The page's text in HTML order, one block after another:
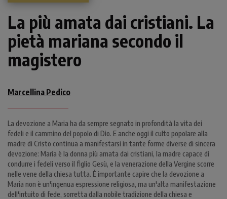
La più amata dai cristiani. La
pietà mariana secondo il
magistero
Marcellina Pedico
La devozione a Maria ha da sempre segnato in profondità la vita dei
fedeli e il cammino del popolo di Dio. E anche oggi il culto popolare alla
madre di Cristo continua a manifestarsi in tante forme diverse di sincera
devozione: Maria è la donna più amata dai cristiani, la madre capace di
condurre i fedeli verso il figlio Gesù, e la venerazione della Vergine scorre
nelle vene della chiesa tutta. È importante capire che la devozione a
Maria non è un'ingenua espressione religiosa, ma un'alta manifestazione
dell'intuito di fede, sorretta dalla nobile tradizione della chiesa e